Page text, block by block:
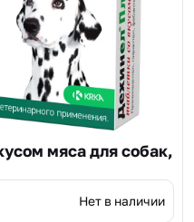
мяса для собак,
Нет в наличии